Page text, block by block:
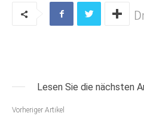
Lesen Sie die nächsten
Vorheriger Artikel